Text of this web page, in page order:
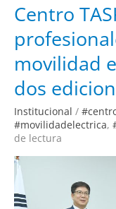
Centro
movilidad
dos
Institucional /
#movilidadelectrica,
de lectura
TASK:
Asciende
a
40
profesionales
capacitados
movilidad
eléctrica
tras
exitosas
dos
ediciones